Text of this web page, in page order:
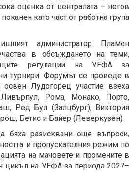
оценка от централата – негов
като част от работна група
администратор Пламен
в обсъждането на теми,
регулации на УЕФА за
турнири. Форумът се проведе в
Лудогорец участие взеха
Ливърпул, Рома, Монако, Порто,
Ред Бул (Залцбург), Виктория
Бетис и Байер (Леверкузен).
бяха разисквани още въпроси,
и пропускателния режим по
на мачовете и промените в
цикъл на УЕФА за периода 2027–